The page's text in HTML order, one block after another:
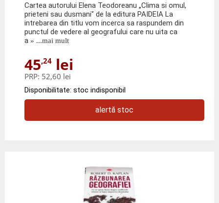
Cartea autorului Elena Teodoreanu „Clima si omul,
prieteni sau dusmani" de la editura PAIDEIA La
intrebarea din titlu vom incerca sa raspundem din
punctul de vedere al geografului care nu uita ca
a » ...mai mult
45,24 lei
PRP: 52,60 lei
Disponibilitate: stoc indisponibil
alertă stoc